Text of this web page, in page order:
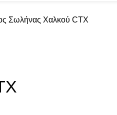
Σωλήνας Χαλκού CTX